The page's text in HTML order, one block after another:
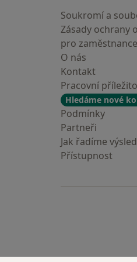
Soukromí a
Zásady ochrany
pro
O nás
Kontakt
Pracovní
Hledáme nové
Podmínky
Partneři
Jak řadíme
Přístupnost